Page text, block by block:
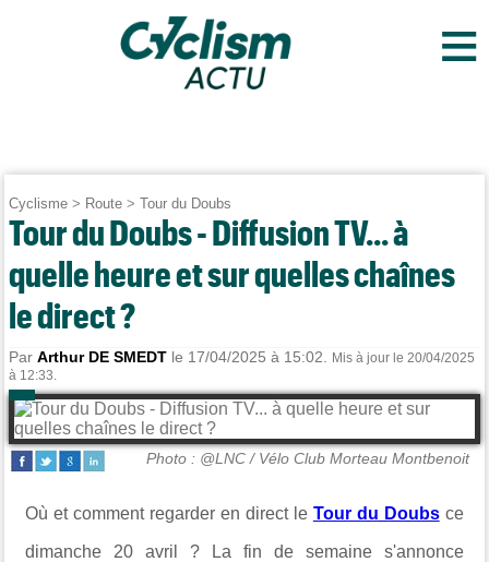
≡
Cyclisme > Route >Tour du Doubs
Tour du Doubs - Diffusion TV... à
quelle heure et sur quelles chaînes
le direct ?
ParArthur DE SMEDT le 17/04/2025 à 15:02.
Mis à jour le 20/04/2025
à 12:33.
Photo : @LNC / Vélo Club Morteau Montbenoit
Où et comment regarder en direct le Tour du Doubsce
dimanche 20 avril ? La fin de semaine s'annonce